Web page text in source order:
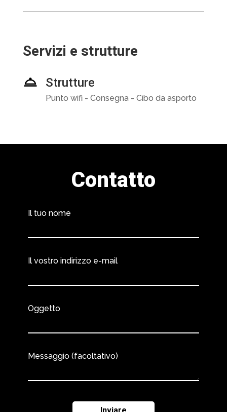
Servizi e strutture
Strutture
Punto wifi - Consegna - Cibo da asporto
Contatto
Il tuo nome
Il vostro indirizzo e-mail
Oggetto
Messaggio (facoltativo)